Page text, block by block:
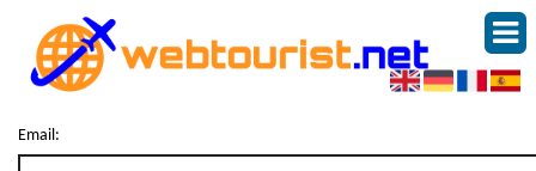
Email: